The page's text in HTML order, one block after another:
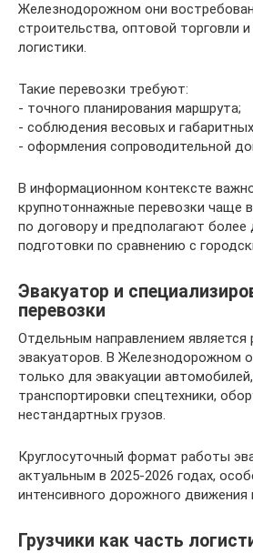
Железнодорожном они
строительства, оптовой торговли
логистики.
Такие перевозки требуют:
- точного планирования маршрута;
- соблюдения весовых и
- оформления сопроводительной
В информационном контексте
крупнотоннажные перевозки чаще
по договору и предполагают более
подготовки по сравнению с
Эвакуатор и
перевозки
Отдельным направлением является
эвакуаторов. В Железнодорожном
только для эвакуации
транспортировки спецтехники,
нестандартных грузов.
Круглосуточный формат работы
актуальным в 2025-2026 годах,
интенсивного дорожного движения
Грузчики как часть